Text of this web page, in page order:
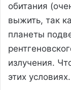
обитания
выжить, так
планеты
излучения.
этих условиях.